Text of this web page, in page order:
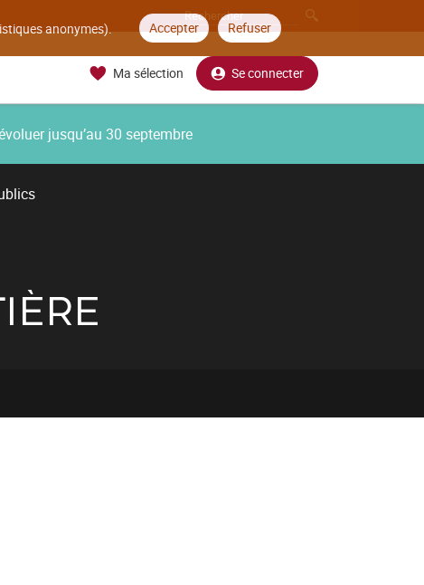
anonymes). Accepter Refuser
Ma sélection Se connecter
jusqu’au 30 septembre